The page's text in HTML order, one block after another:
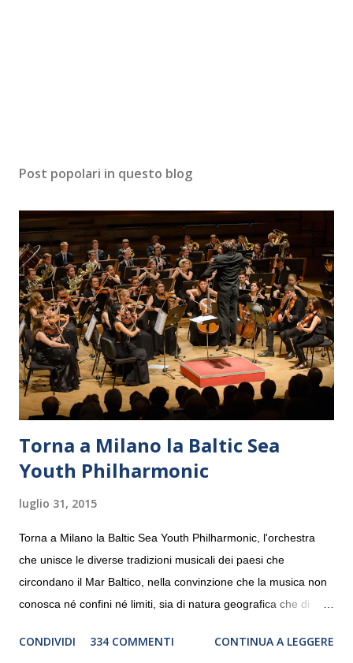
Post popolari in questo blog
Torna a Milano la Baltic Sea
Youth Philharmonic
luglio 31, 2015
Torna a Milano la Baltic Sea Youth Philharmonic, l'orchestra
che unisce le diverse tradizioni musicali dei paesi che
circondano il Mar Baltico, nella convinzione che la musica non
conosca né confini né limiti, sia di natura geografica che di
debutterà il 10 settembre a Heiden, in Germania, e toccherà, in
CONDIVIDI 334 COMMENTI CONTINUA A LEGGERE